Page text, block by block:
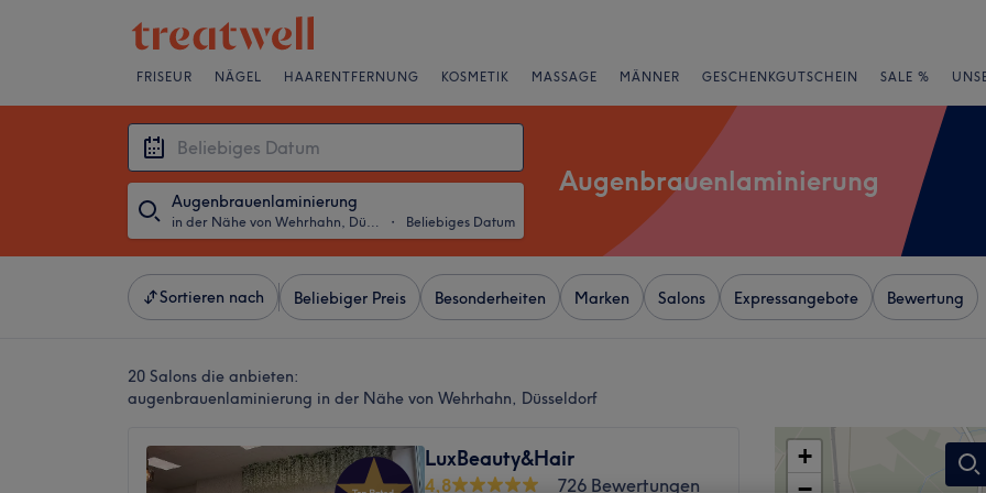
FRISEUR NÄGEL HAARENTFERNUNG KOSMETIK MASSAGE MÄNNER GESCHENKGUTSCHEIN SALE %
Augenbrauenlaminierung
in der Nähe von Wehrhahn, Düsseldorf ・ Beliebiges Datum
Augenbrauenlaminierung
Sortieren nach Beliebiger Preis Besonderheiten Marken Salons Expressangebote Bewertung
20 Salons die anbieten:
augenbrauenlaminierung in der Nähe von Wehrhahn, Düsseldorf
LuxBeauty&Hair
4,8
726 Bewertungen
+